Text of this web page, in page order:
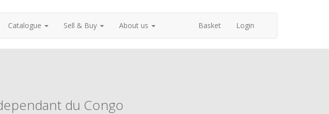
Catalogue Sell & Buy About us Basket Login
du Congo